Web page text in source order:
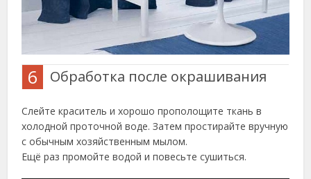
6 Обработка после окрашивания
Слейте краситель и хорошо прополощите ткань в
холодной проточной воде. Затем простирайте вручную
с обычным хозяйственным мылом.
Ещё раз промойте водой и повесьте сушиться.